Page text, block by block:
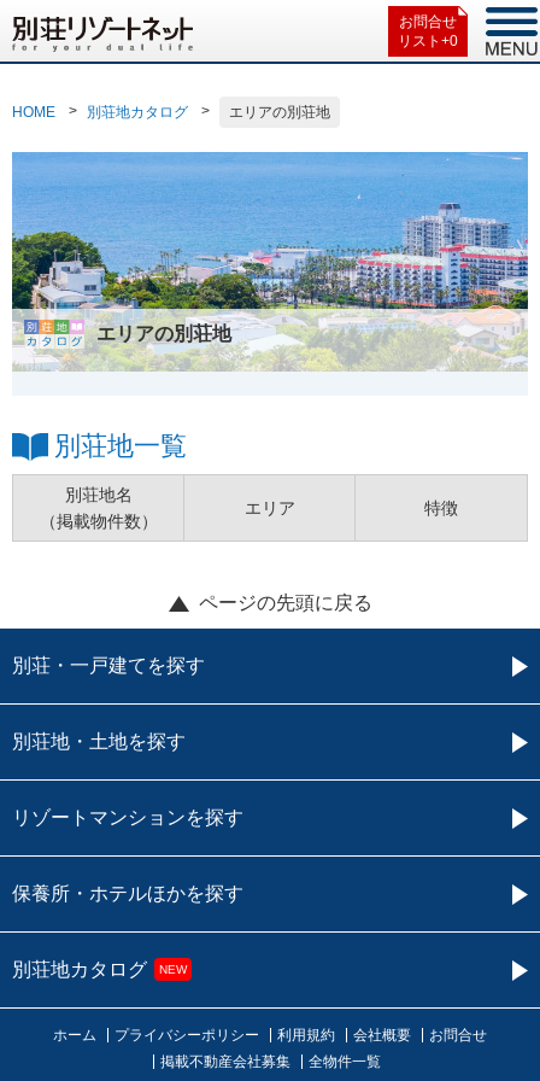
お問合せ
リスト+0
HOME 別荘地カタログ エリアの別荘地
エリアの別荘地
別荘地一覧
別荘地名
（掲載物件数）
エリア 特徴
ページの先頭に戻る
別荘・一戸建てを探す
別荘地・土地を探す
リゾートマンションを探す
保養所・ホテルほかを探す
別荘地カタログ NEW
ホーム プライバシーポリシー 利用規約 会社概要
お問合せ
掲載不動産会社募集
全物件一覧